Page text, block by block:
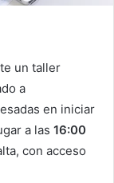
un taller
a
en iniciar
a las 16:00
con acceso